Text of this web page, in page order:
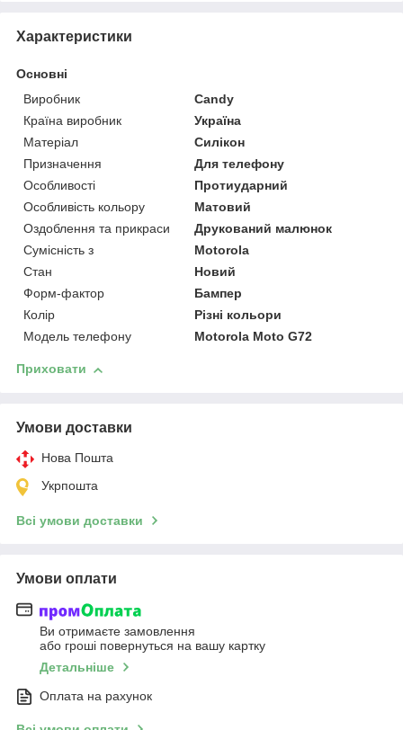
Характеристики
Основні
Виробник
Candy
Країна виробник
Україна
Матеріал
Силікон
Призначення
Для телефону
Особливості
Протиударний
Особливість кольору
Матовий
Оздоблення та прикраси
Друкований малюнок
Сумісність з
Motorola
Стан
Новий
Форм-фактор
Бампер
Колір
Різні кольори
Модель телефону
Motorola Moto G72
Приховати
Умови доставки
Нова Пошта
Укрпошта
Всі умови доставки
Умови оплати
Ви отримаєте замовлення
або гроші повернуться на вашу картку
Детальніше
Оплата на рахунок